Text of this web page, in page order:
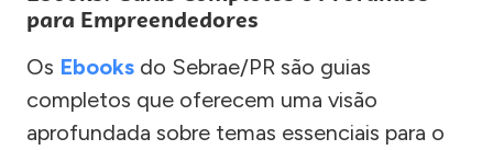
para Empreendedores
Os Ebooks do Sebrae/PR são guias
completos que oferecem uma visão
aprofundada sobre temas essenciais para o